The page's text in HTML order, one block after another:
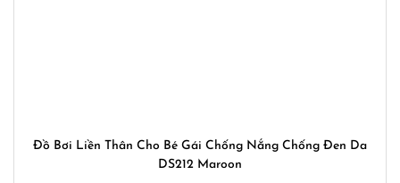
Đồ Bơi Liền Thân Cho Bé Gái Chống Nắng Chống Đen Da
DS212 Maroon